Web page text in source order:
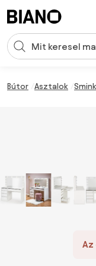
Keresési bevitel
Bútor Asztalok
Az